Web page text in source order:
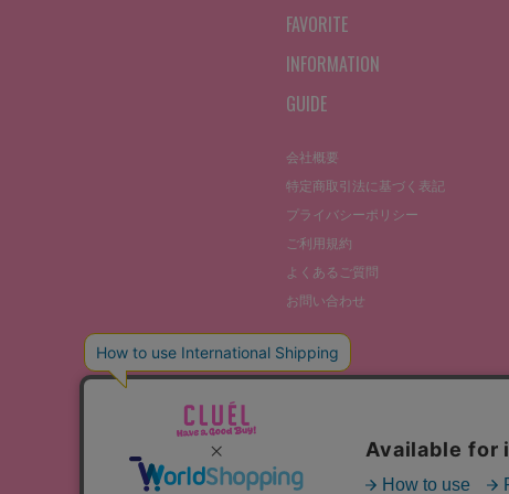
FAVORITE
INFORMATION
GUIDE
会社概要
特定商取引法に基づく表記
プライバシーポリシー
ご利用規約
よくあるご質問
お問い合わせ